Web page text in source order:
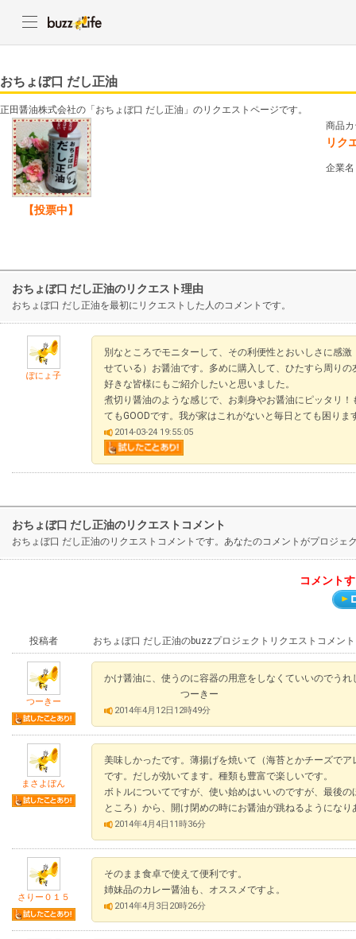
おちょぼ口 だし正油
正田醤油株式会社の「おちょぼ口 だし正油」のリクエストページです。
【投票中】
商品
リク
企業
おちょぼ口 だし正油のリクエスト理由
おちょぼ口 だし正油を最初にリクエストした人のコメントです。
ぽにょ子
別なところでモニターして、その利便性とおいしさに感
せている）お醤油です。多めに購入して、ひたすら周り
好きな皆様にもご紹介したいと思いました。
煮切り醤油のような感じで、お刺身やお醤油にピッタリ
てもGOODです。我が家はこれがないと毎日とても困りま
2014-03-24 19:55:05
おちょぼ口 だし正油のリクエストコメント
おちょぼ口 だし正油のリクエストコメントです。あなたのコメントがプロジェ
コメント
投稿者 おちょぼ口 だし正油のbuzzプロジェクトリクエストコメント
つーきー
かけ醤油に、使うのに容器の用意をしなくていいのでうれ
つーきー
2014年4月12日12時49分
まさよぼん
美味しかったです。薄揚げを焼いて（海苔とかチーズで
です。だしが効いてます。種類も豊富で楽しいです。
ボトルについてですが、使い始めはいいのですが、最後
ところ）から、開け閉めの時にお醤油が跳ねるようになり
2014年4月4日11時36分
さりー０１５
そのまま食卓で使えて便利です。
姉妹品のカレー醤油も、オススメですよ。
2014年4月3日20時26分